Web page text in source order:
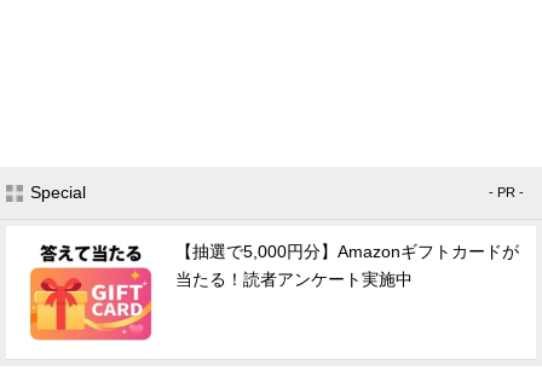
Special - PR -
【抽選で5,000円分】Amazonギフトカードが
当たる！読者アンケート実施中